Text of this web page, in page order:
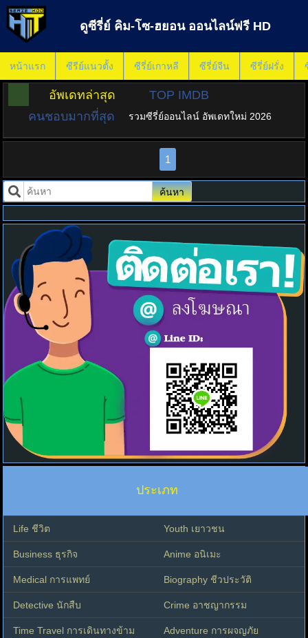
ดูซีรี่ย์ คิม-โซ-ฮยอน ออนไลน์ฟรี HD
หน้าแรก ซีรีย์แนวตั้ง ซีรี่ย์เกาหลี ซีรี่ย์จีน ซีรี่ย์ฝรั่ง
อัพเดทล่าสุด
TOP IMDB
คนชอบมากที่สุด
รวมซีรี่ย์ออนไลน์ อัพเดทใหม่ 2026
1
ค้นหา
ประเภท
Life ชีวิต Youth เยาวชน
Business ธุรกิจ Anime อนิเมะ
Medical การแพทย์ Biography ชีวประวัติ
Detective นักสืบ Crime อาชญากรรม
Time Travel การเดินทางข้าม
Adventure การผจญภัย